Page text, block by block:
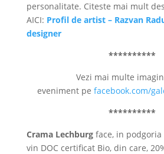
personalitate. Citeste mai mult
AICI: Profil de artist – Razvan
designer
**********
Vezi mai multe
eveniment pe facebook.com/
**********
Crama Lechburgface, in podgoria
vin DOC certificat Bio, din care,